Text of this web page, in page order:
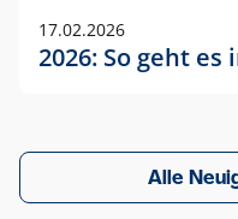
17.02.2026
2026: So geht
Alle